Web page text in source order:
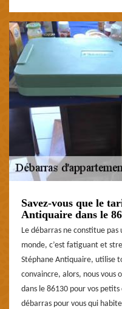
Savez-vous que le
Antiquaire dans le
Le débarras ne constitue
monde, c’est fatiguant et
Stéphane Antiquaire, utilise
convaincre, alors, nous vous
dans le 86130 pour vos
débarras pour vous qui